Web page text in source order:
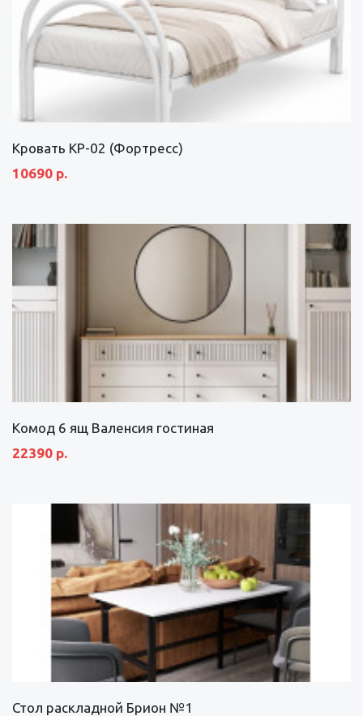
Кровать КР-02 (Фортресс)
10690 р.
Комод 6 ящ Валенсия гостиная
22390 р.
Стол раскладной Брион №1